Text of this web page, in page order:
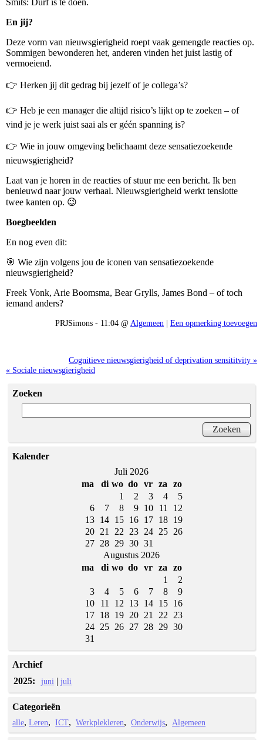
En jij?
Deze vorm van nieuwsgierigheid roept vaak gemengde reacties op.
Sommigen bewonderen het, anderen vinden het juist lastig of
vermoeiend.
👉 Herken jij dit gedrag bij jezelf of je collega’s?
👉 Heb je een manager die altijd risico’s lijkt op te zoeken – of
vind je je werk juist saai als er géén spanning is?
👉 Wie in jouw omgeving belichaamt deze sensatiezoekende
nieuwsgierigheid?
Laat van je horen in de reacties of stuur me een bericht. Ik ben
benieuwd naar jouw verhaal. Nieuwsgierigheid werkt tenslotte
twee kanten op. 😉
Boegbeelden
En nog even dit:
🎯 Wie zijn volgens jou de iconen van sensatiezoekende
nieuwsgierigheid?
Freek Vonk, Arie Boomsma, Bear Grylls, James Bond – of toch
iemand anders?
PRJSimons - 11:04 @ Algemeen | Een opmerking toevoegen
Cognitieve nieuwsgierigheid of deprivation sensititvity »
« Sociale nieuwsgierigheid
Zoeken
Kalender
Juli 2026
ma
di wo do vr za
zo
1
2 3 4
5
6
7 8 9 10 11
12
13
14 15 16 17 18
19
20
21 22 23 24 25
26
27
28 29 30 31
Augustus 2026
ma
di wo do vr za
zo
1
2
3
4 5 6 7 8
9
10
11 12 13 14 15
16
17
18 19 20 21 22
23
24
25 26 27 28 29 30
31
Archief
2025:
juni |juli
Categorieën
alle Leren ICT Werkplekleren Onderwijs Algemeen